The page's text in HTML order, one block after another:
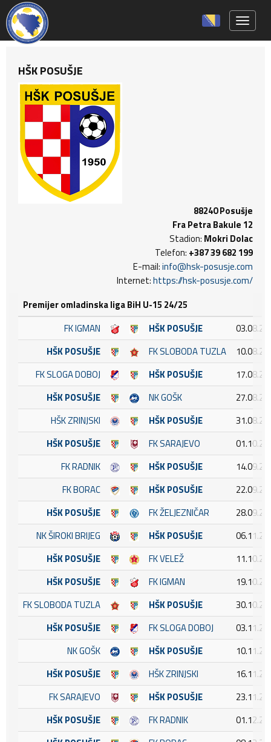
HŠK POSUŠJE
88240 Posušje
Fra Petra Bakule 12
Stadion: Mokri Dolac
Telefon: +387 39 682 199
E-mail:info@hsk-posusje.com
Internet:https://hsk-posusje.com/
Premijer omladinska liga BiH U-15 24/25
FK IGMAN
HŠK POSUŠJE
HŠK POSUŠJE
FK SLOBODA TUZLA
FK SLOGA DOBOJ
HŠK POSUŠJE
HŠK POSUŠJE
NK GOŠK
HŠK ZRINJSKI
HŠK POSUŠJE
HŠK POSUŠJE
FK SARAJEVO
FK RADNIK
HŠK POSUŠJE
FK BORAC
HŠK POSUŠJE
HŠK POSUŠJE
FK ŽELJEZNIČAR
NK ŠIROKI BRIJEG
HŠK POSUŠJE
HŠK POSUŠJE
FK VELEŽ
HŠK POSUŠJE
FK IGMAN
FK SLOBODA TUZLA
HŠK POSUŠJE
HŠK POSUŠJE
FK SLOGA DOBOJ
NK GOŠK
HŠK POSUŠJE
HŠK POSUŠJE
HŠK ZRINJSKI
FK SARAJEVO
HŠK POSUŠJE
HŠK POSUŠJE
FK RADNIK